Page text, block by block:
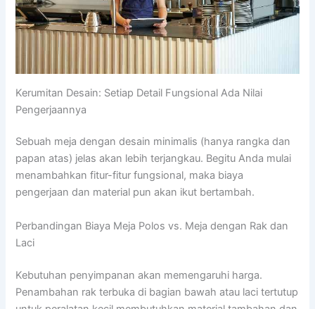
Kerumitan Desain: Setiap Detail Fungsional Ada Nilai
Pengerjaannya
Sebuah meja dengan desain minimalis (hanya rangka dan
papan atas) jelas akan lebih terjangkau. Begitu Anda mulai
menambahkan fitur-fitur fungsional, maka biaya
pengerjaan dan material pun akan ikut bertambah.
Perbandingan Biaya Meja Polos vs. Meja dengan Rak dan
Laci
Kebutuhan penyimpanan akan memengaruhi harga.
Penambahan rak terbuka di bagian bawah atau laci tertutup